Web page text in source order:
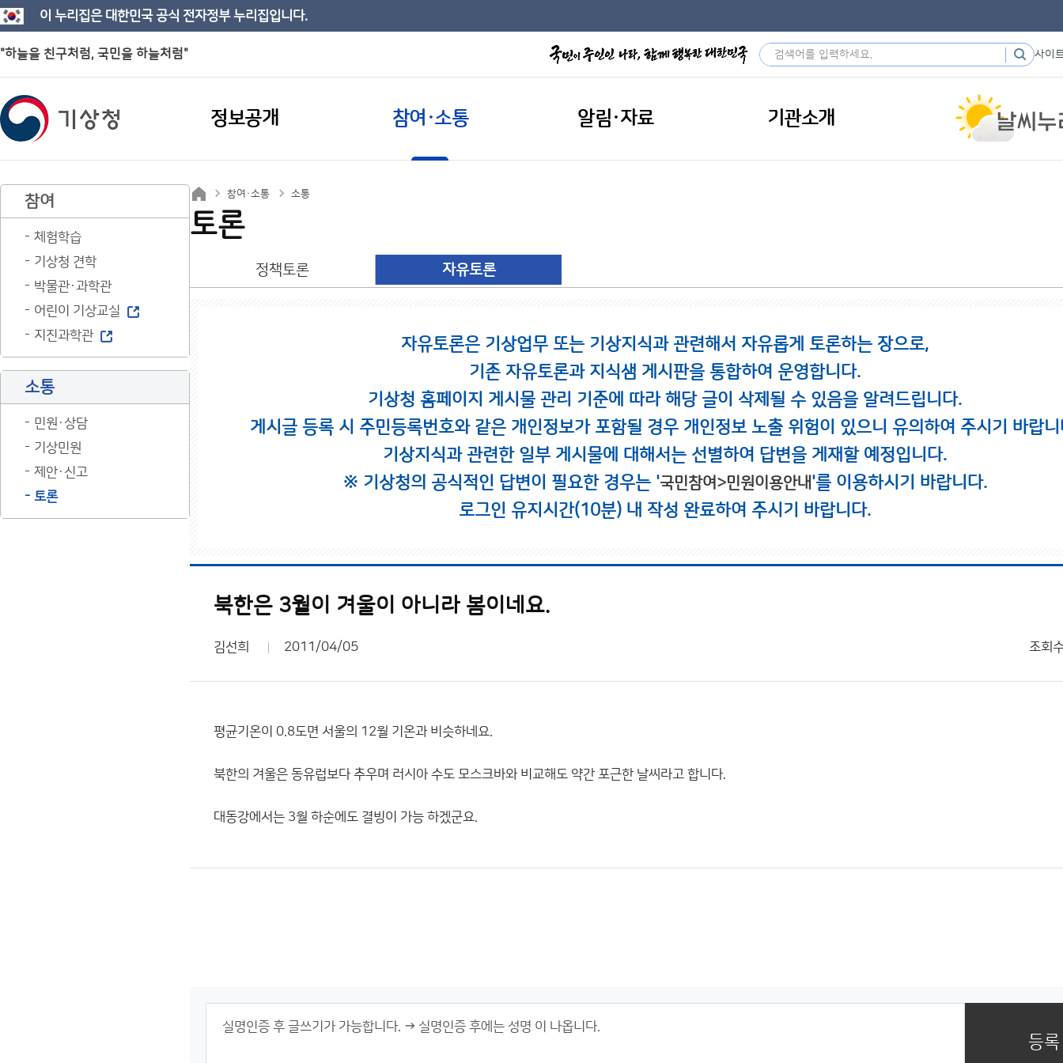
이 누리집은 대한민국 공식 전자정부 누리집입니다.
"하늘을 친구처럼, 국민을 하늘처럼" 사이
정보공개 참여·소통 알림·자료 기관소개
참여
체험학습
기상청 견학
박물관·과학관
어린이 기상교실
지진과학관
소통
민원·상담
기상민원
제안·신고
토론
참여·소통 소통
토론
정책토론 자유토론
자유토론은 기상업무 또는 기상지식과 관련해서 자유롭게 토론하는 장으로,
기존 자유토론과 지식샘 게시판을 통합하여 운영합니다.
기상청 홈페이지 게시물 관리 기준에 따라 해당 글이 삭제될 수 있음을 알려드립니다.
게시글 등록 시 주민등록번호와 같은 개인정보가 포함될 경우 개인정보 노출 위험이 있으니 유의하여 주시기 바랍니
기상지식과 관련한 일부 게시물에 대해서는 선별하여 답변을 게재할 예정입니다.
※ 기상청의 공식적인 답변이 필요한 경우는 '국민참여>민원이용안내'를 이용하시기 바랍니다.
로그인 유지시간(10분) 내 작성 완료하여 주시기 바랍니다.
북한은 3월이 겨울이 아니라 봄이네요.
김선희 2011/04/05 조회
평균기온이 0.8도면 서울의 12월 기온과 비슷하네요.
북한의 겨울은 동유럽보다 추우며 러시아 수도 모스크바와 비교해도 약간 포근한 날씨라고 합니다.
대동강에서는 3월 하순에도 결빙이 가능 하겠군요.
등록